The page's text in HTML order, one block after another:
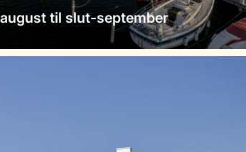
august til slut-september